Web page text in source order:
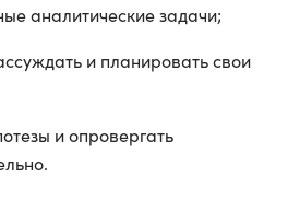
аналитические задачи;
и планировать свои
и опровергать